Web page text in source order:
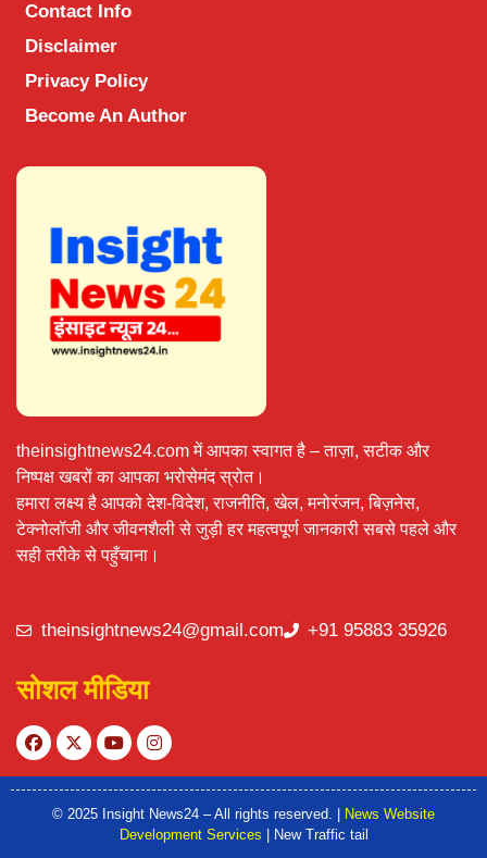
Contact Info
Disclaimer
Privacy Policy
Become An Author
theinsightnews24.com में आपका स्वागत है – ताज़ा, सटीक और
निष्पक्ष खबरों का आपका भरोसेमंद स्रोत।
हमारा लक्ष्य है आपको देश-विदेश, राजनीति, खेल, मनोरंजन, बिज़नेस,
टेक्नोलॉजी और जीवनशैली से जुड़ी हर महत्वपूर्ण जानकारी सबसे पहले और
सही तरीके से पहुँचाना।
theinsightnews24@gmail.com +91 95883 35926
सोशल मीडिया
© 2025 Insight News24 – All rights reserved. |
News Website
Development Services
| New Traffic tail